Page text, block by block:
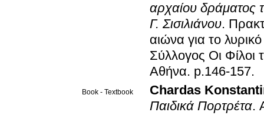
αρχαίου δράματος
Γ. Σισιλιάνου.
αιώνα για το
Σύλλογος Οι Φίλοι
Αθήνα. p.146-157.
Book - Textbook
Chardas
Παιδικά Πορτρέτα.